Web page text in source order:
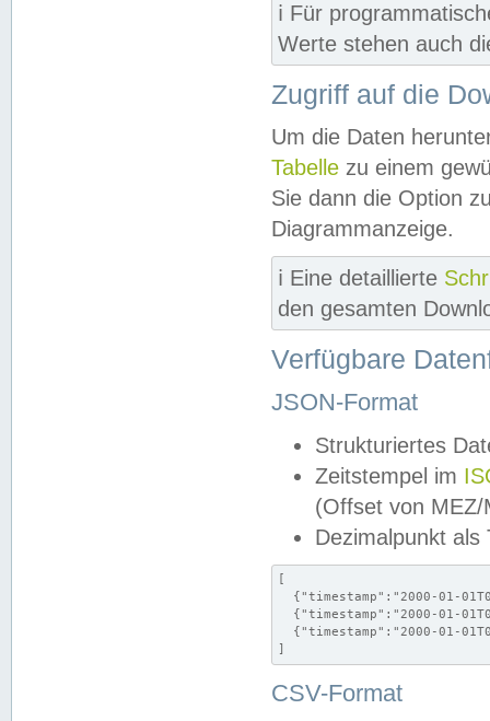
ℹ️ Für
Werte stehen auch
Zugriff auf die
Um die Daten
Tabelle zu einem
Sie dann die Option
Diagrammanzeige.
ℹ️ Eine detaillierte
den gesamten
Verfügbare
JSON-Format
Strukturiertes
Zeitstempel im
(Offset von MEZ/
Dezimalpunkt als
[
{"timestamp":"2000-01-
{"timestamp":"2000-01-
{"timestamp":"2000-01-
]
CSV-Format